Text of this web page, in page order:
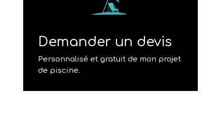
Demander un devis
Personnalisé et gratuit de mon projet
de piscine.